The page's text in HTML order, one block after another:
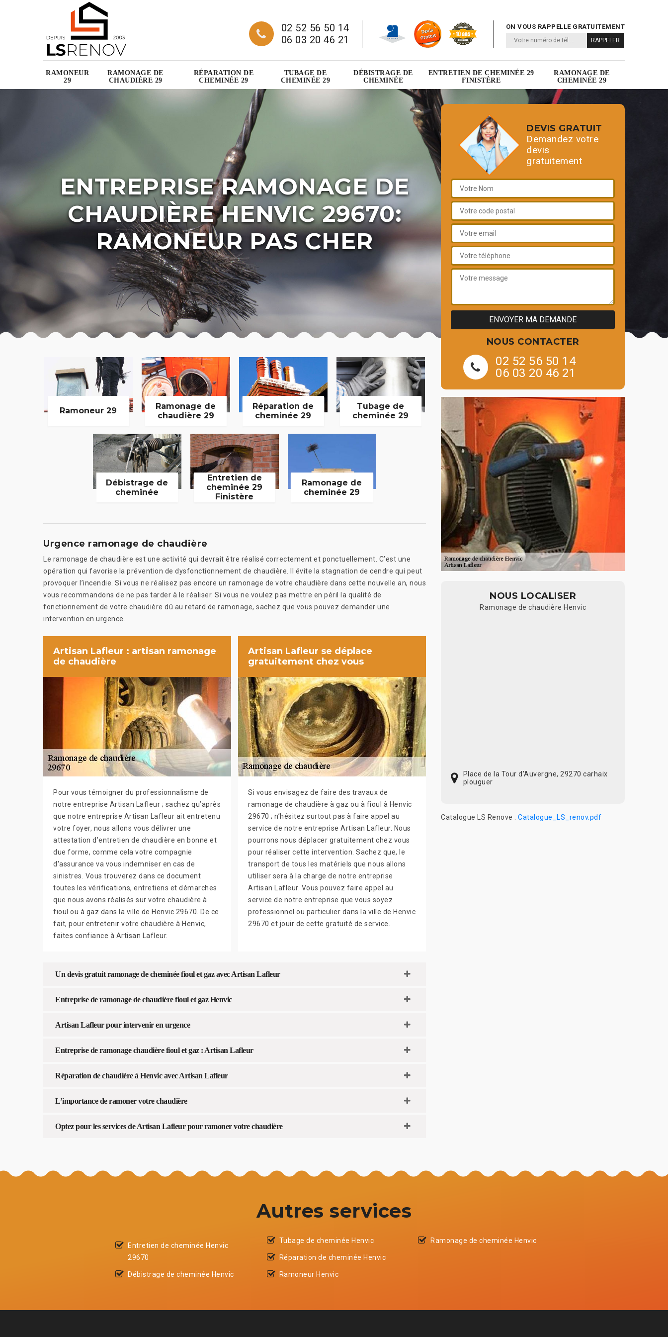
02 52 56 50 14
06 03 20 46 21
ON VOUS RAPPELLE GRATUITEMENT
RAMONEUR
29
RAMONAGE DE
CHAUDIÈRE 29
RÉPARATION DE
CHEMINÉE 29
TUBAGE DE
CHEMINÉE 29
DÉBISTRAGE DE
CHEMINÉE
ENTRETIEN DE CHEMINÉE 29
FINISTÈRE
RAMONAGE DE
CHEMINÉE 29
ENTREPRISE RAMONAGE DE
CHAUDIÈRE HENVIC 29670:
RAMONEUR PAS CHER
Ramoneur 29
Ramonage de
chaudière 29
Réparation de
cheminée 29
Tubage de
cheminée 29
Débistrage de
cheminée
Entretien de
cheminée 29
Finistère
Ramonage de
cheminée 29
Urgence ramonage de chaudière
Le ramonage de chaudière est une activité qui devrait être réalisé correctement et ponctuellement. C’est une
opération qui favorise la prévention de dysfonctionnement de chaudière. Il évite la stagnation de cendre qui peut
provoquer l’incendie. Si vous ne réalisez pas encore un ramonage de votre chaudière dans cette nouvelle an, nous
vous recommandons de ne pas tarder à le réaliser. Si vous ne voulez pas mettre en péril la qualité de
fonctionnement de votre chaudière dû au retard de ramonage, sachez que vous pouvez demander une
intervention en urgence.
Artisan Lafleur : artisan ramonage
de chaudière
Pour vous témoigner du professionnalisme de
notre entreprise Artisan Lafleur ; sachez qu’après
que notre entreprise Artisan Lafleur ait entretenu
votre foyer, nous allons vous délivrer une
attestation d’entretien de chaudière en bonne et
due forme, comme cela votre compagnie
d'assurance va vous indemniser en cas de
sinistres. Vous trouverez dans ce document
toutes les vérifications, entretiens et démarches
que nous avons réalisés sur votre chaudière à
fioul ou à gaz dans la ville de Henvic 29670. De ce
fait, pour entretenir votre chaudière à Henvic,
faites confiance à Artisan Lafleur.
Artisan Lafleur se déplace
gratuitement chez vous
Si vous envisagez de faire des travaux de
ramonage de chaudière à gaz ou à fioul à Henvic
29670 ; n’hésitez surtout pas à faire appel au
service de notre entreprise Artisan Lafleur. Nous
pourrons nous déplacer gratuitement chez vous
pour réaliser cette intervention. Sachez que, le
transport de tous les matériels que nous allons
utiliser sera à la charge de notre entreprise
Artisan Lafleur. Vous pouvez faire appel au
service de notre entreprise que vous soyez
professionnel ou particulier dans la ville de Henvic
29670 et jouir de cette gratuité de service.
Un devis gratuit ramonage de cheminée fioul et gaz avec Artisan Lafleur
Entreprise de ramonage de chaudière fioul et gaz Henvic
Artisan Lafleur pour intervenir en urgence
Entreprise de ramonage chaudière fioul et gaz : Artisan Lafleur
Réparation de chaudière à Henvic avec Artisan Lafleur
L’importance de ramoner votre chaudière
Optez pour les services de Artisan Lafleur pour ramoner votre chaudière
DEVIS GRATUIT
Demandez votre
devis
gratuitement
NOUS CONTACTER
02 52 56 50 14
06 03 20 46 21
NOUS LOCALISER
Ramonage de chaudière Henvic
Place de la Tour d'Auvergne, 29270 carhaix
plouguer
Catalogue LS Renove : Catalogue_LS_renov.pdf
Autres services
Entretien de cheminée Henvic
29670
Débistrage de cheminée Henvic
Tubage de cheminée Henvic
Réparation de cheminée Henvic
Ramoneur Henvic
Ramonage de cheminée Henvic